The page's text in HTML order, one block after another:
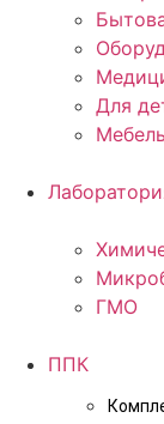
Для
Мебель
ГМО
ППК